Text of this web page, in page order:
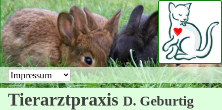
Zielseite
Tierarztpraxis D. Geburtig